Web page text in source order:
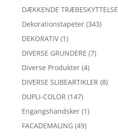
DÆKKENDE TRÆBESKYTTELSE
Dekorationstapeter (343)
DEKORATIV (1)
DIVERSE GRUNDERE (7)
Diverse Produkter (4)
DIVERSE SLIBEARTIKLER (8)
DUPLI-COLOR (147)
Engangshandsker (1)
FACADEMALING (49)